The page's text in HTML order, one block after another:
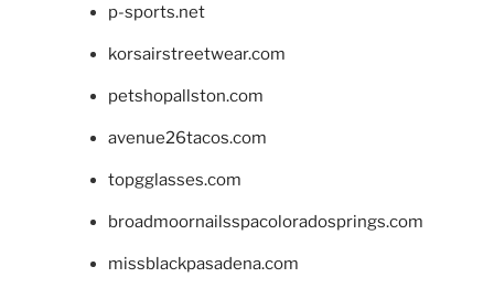
p-sports.net
korsairstreetwear.com
petshopallston.com
avenue26tacos.com
topgglasses.com
broadmoornailsspacoloradosprings.com
missblackpasadena.com